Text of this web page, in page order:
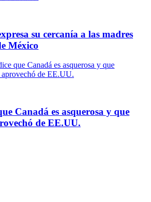
su cercanía a las madres
México
Canadá es asquerosa y que
de EE.UU.